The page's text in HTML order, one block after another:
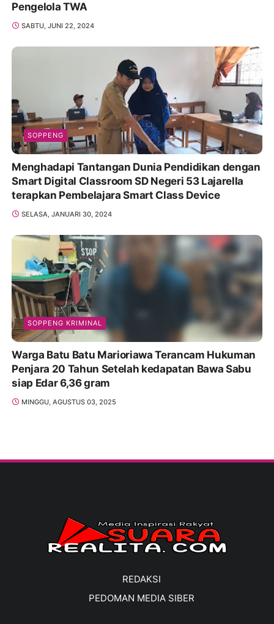
Pengelola TWA
SABTU, JUNI 22, 2024
SOPPENG
Menghadapi Tantangan Dunia Pendidikan dengan
Smart Digital Classroom SD Negeri 53 Lajarella
terapkan Pembelajara Smart Class Device
SELASA, JANUARI 30, 2024
SOPPENG KRIMINAL
Warga Batu Batu Marioriawa Terancam Hukuman
Penjara 20 Tahun Setelah kedapatan Bawa Sabu
siap Edar 6,36 gram
MINGGU, AGUSTUS 03, 2025
REDAKSI
PEDOMAN MEDIA SIBER